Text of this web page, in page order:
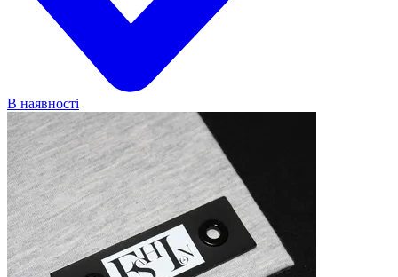
В наявності